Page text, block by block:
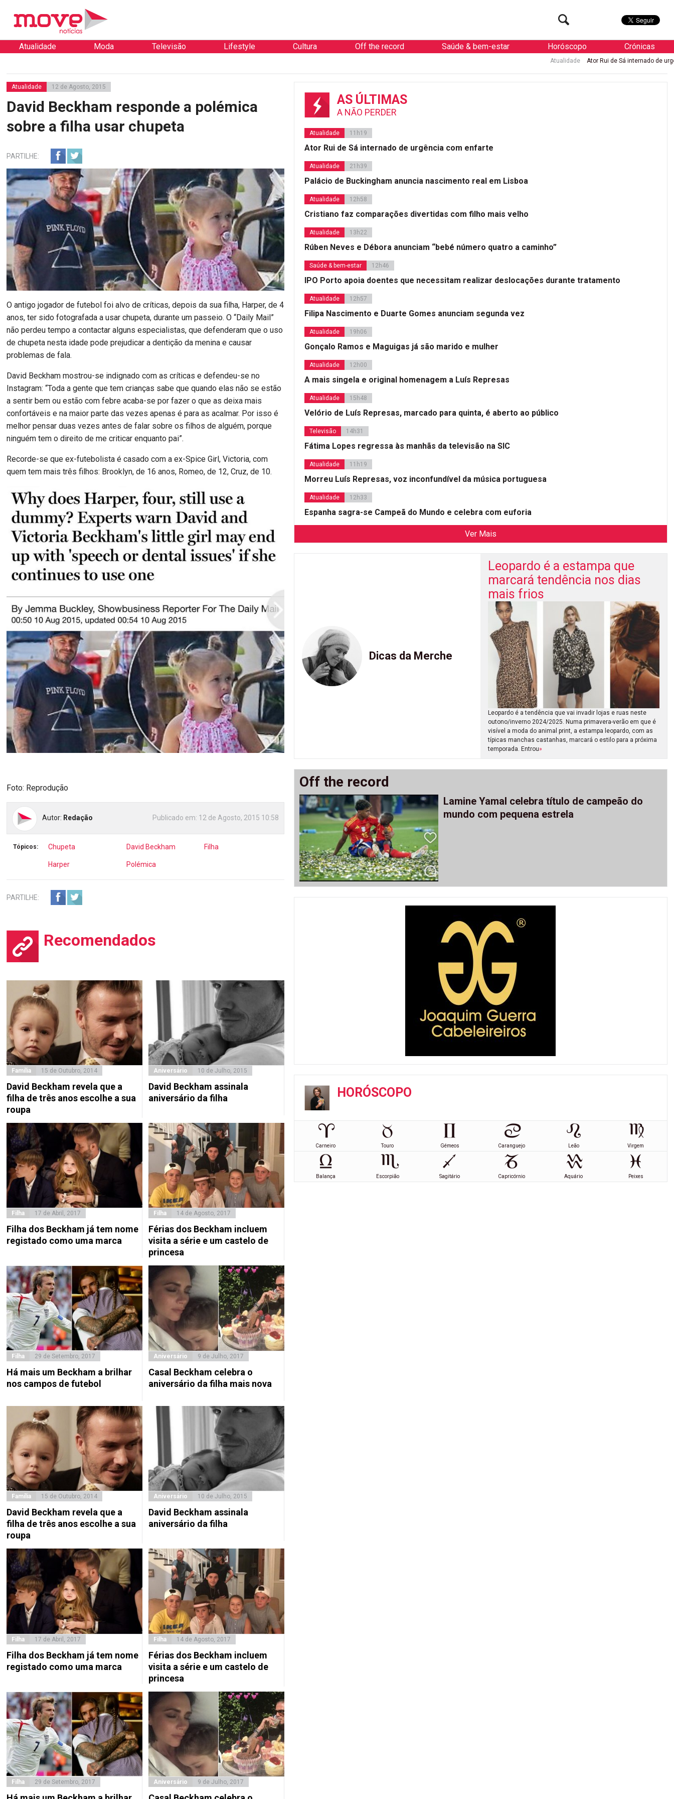
Atualidade Moda Televisão Lifestyle Cultura Off the record Saúde & bem-estar Horóscopo Crónicas
Ator Rui de Sá internado de urgência com enfarte
Atualidade 12 de Agosto, 2015
David Beckham responde a polémica
sobre a filha usar chupeta
PARTILHE:
O antigo jogador de futebol foi alvo de críticas, depois da sua filha, Harper, de 4
anos, ter sido fotografada a usar chupeta, durante um passeio. O “Daily Mail”
não perdeu tempo a contactar alguns especialistas, que defenderam que o uso
de chupeta nesta idade pode prejudicar a dentição da menina e causar
problemas de fala.
David Beckham mostrou-se indignado com as críticas e defendeu-se no
Instagram: “Toda a gente que tem crianças sabe que quando elas não se estão
a sentir bem ou estão com febre acaba-se por fazer o que as deixa mais
confortáveis e na maior parte das vezes apenas é para as acalmar. Por isso é
melhor pensar duas vezes antes de falar sobre os filhos de alguém, porque
ninguém tem o direito de me criticar enquanto pai”.
Recorde-se que ex-futebolista é casado com a ex-Spice Girl, Victoria, com
quem tem mais três filhos: Brooklyn, de 16 anos, Romeo, de 12, Cruz, de 10.
Foto: Reprodução
Autor: Redação Publicado em: 12 de Agosto, 2015 10:58
Tópicos: Chupeta David Beckham Filha
Harper Polémica
PARTILHE:
Recomendados
Família 15 de Outubro, 2014
David Beckham revela que a
filha de três anos escolhe a sua
roupa
Aniversário 10 de Julho, 2015
David Beckham assinala
aniversário da filha
Filha 17 de Abril, 2017
Filha dos Beckham já tem nome
registado como uma marca
Filha 14 de Agosto, 2017
Férias dos Beckham incluem
visita a série e um castelo de
princesa
Filha 29 de Setembro, 2017
Há mais um Beckham a brilhar
nos campos de futebol
Aniversário 9 de Julho, 2017
Casal Beckham celebra o
aniversário da filha mais nova
Família 15 de Outubro, 2014
David Beckham revela que a
filha de três anos escolhe a sua
roupa
Aniversário 10 de Julho, 2015
David Beckham assinala
aniversário da filha
Filha 17 de Abril, 2017
Filha dos Beckham já tem nome
registado como uma marca
Filha 14 de Agosto, 2017
Férias dos Beckham incluem
visita a série e um castelo de
princesa
Filha 29 de Setembro, 2017 Aniversário 9 de Julho, 2017
AS ÚLTIMAS
A NÃO PERDER
Atualidade 11h19
Ator Rui de Sá internado de urgência com enfarte
Atualidade 21h39
Palácio de Buckingham anuncia nascimento real em Lisboa
Atualidade 12h58
Cristiano faz comparações divertidas com filho mais velho
Atualidade 13h22
Rúben Neves e Débora anunciam “bebé número quatro a caminho”
Saúde & bem-estar 12h46
IPO Porto apoia doentes que necessitam realizar deslocações durante tratamento
Atualidade 12h57
Filipa Nascimento e Duarte Gomes anunciam segunda vez
Atualidade 19h06
Gonçalo Ramos e Maguigas já são marido e mulher
Atualidade 12h00
A mais singela e original homenagem a Luís Represas
Atualidade 15h48
Velório de Luís Represas, marcado para quinta, é aberto ao público
Televisão 14h31
Fátima Lopes regressa às manhãs da televisão na SIC
Atualidade 11h19
Morreu Luís Represas, voz inconfundível da música portuguesa
Atualidade 12h33
Espanha sagra-se Campeã do Mundo e celebra com euforia
Ver Mais
Dicas da Merche
Leopardo é a estampa que
marcará tendência nos dias
mais frios
Leopardo é a tendência que vai invadir lojas e ruas neste
outono/inverno 2024/2025. Numa primavera-verão em que é
visível a moda do animal print, a estampa leopardo, com as
típicas manchas castanhas, marcará o estilo para a próxima
temporada. Entrou»
Off the record
Lamine Yamal celebra título de campeão do
mundo com pequena estrela
HORÓSCOPO
Carneiro Touro Gémeos Caranguejo Leão Virgem
Balança Escorpião Sagitário Capricórnio Aquário Peixes